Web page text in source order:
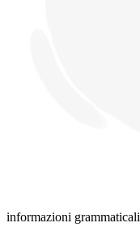
informazioni grammaticali